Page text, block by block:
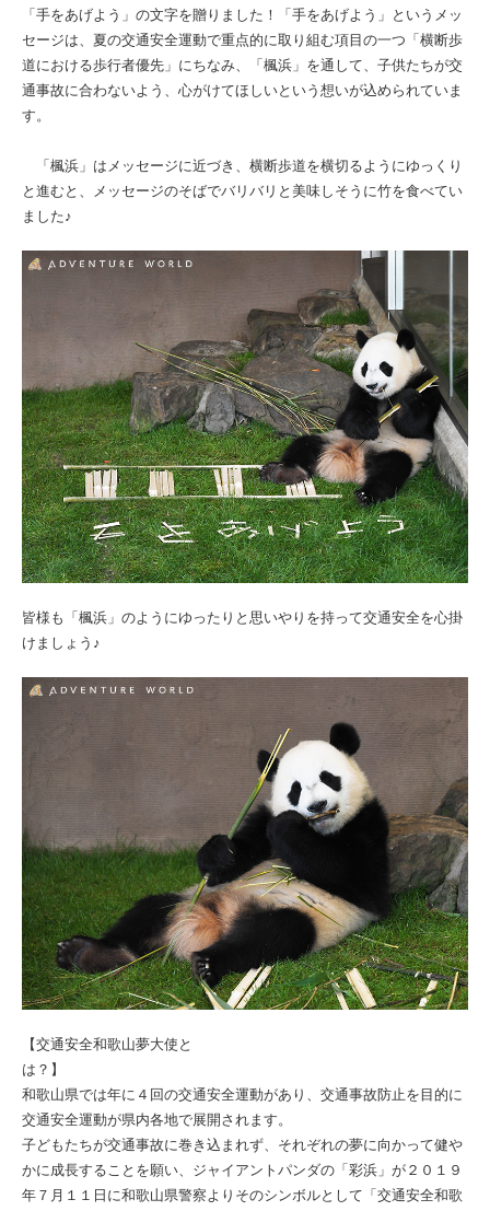
「手をあげよう」の文字を贈りました！「手をあげよう」というメッ
セージは、夏の交通安全運動で重点的に取り組む項目の一つ「横断歩
道における歩行者優先」にちなみ、「楓浜」を通して、子供たちが交
通事故に合わないよう、心がけてほしいという想いが込められていま
す。
「楓浜」はメッセージに近づき、横断歩道を横切るようにゆっくり
と進むと、メッセージのそばでバリバリと美味しそうに竹を食べてい
ました♪
皆様も「楓浜」のようにゆったりと思いやりを持って交通安全を心掛
けましょう♪
【交通安全和歌山夢大使と
は？】
和歌山県では年に４回の交通安全運動があり、交通事故防止を目的に
交通安全運動が県内各地で展開されます。
子どもたちが交通事故に巻き込まれず、それぞれの夢に向かって健や
かに成長することを願い、ジャイアントパンダの「彩浜」が２０１９
年７月１１日に和歌山県警察よりそのシンボルとして「交通安全和歌